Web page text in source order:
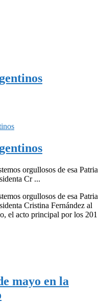
orgullosos de esa Patria
Cr ...
orgullosos de esa Patria
Cristina Fernández al
el acto principal por los 201
mayo en la